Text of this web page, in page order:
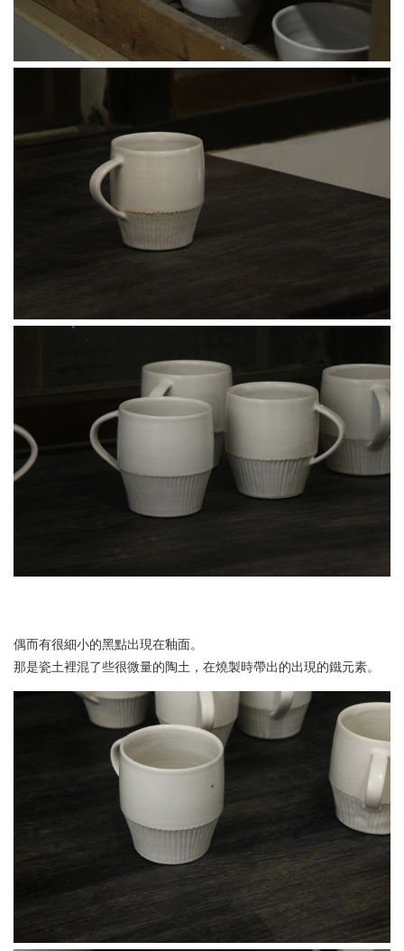
偶而有很細小的黑點出現在釉面。
那是瓷土裡混了些很微量的陶土，在燒製時帶出的出現的鐵元素。